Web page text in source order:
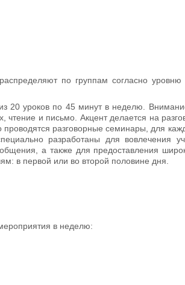
по группам согласно уровню
20 уроков по 45 минут в неделю.
чтение и письмо. Акцент делается на
разговорные семинары, для
разработаны для вовлечения
а также для предоставления
в первой или во второй половине дня.
в неделю: